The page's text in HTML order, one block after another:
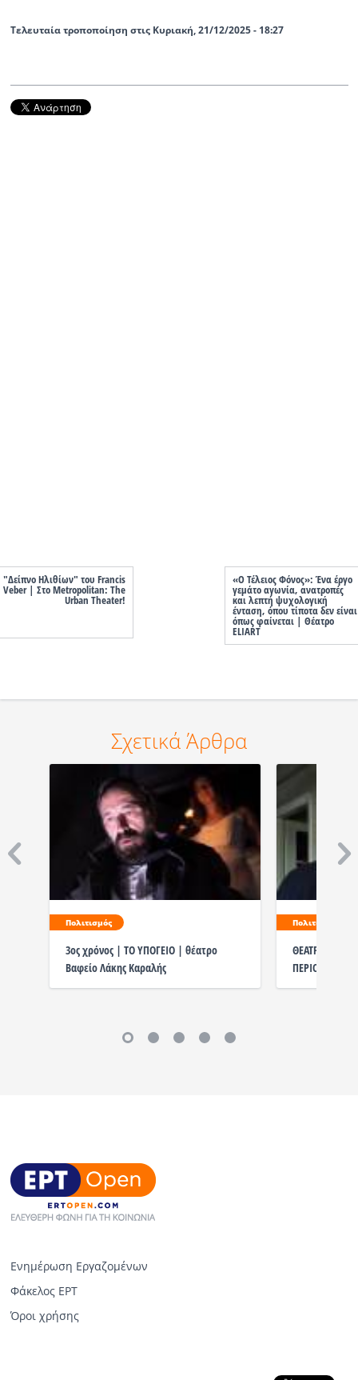
Τελευταία τροποποίηση στις Κυριακή, 21/12/2025 - 18:27
"Δείπνο Ηλιθίων" του Francis
Veber | Στο Metropolitan: The
Urban Theater!
«Ο Τέλειος Φόνος»: Ένα έργο
γεμάτο αγωνία, ανατροπές
και λεπτή ψυχολογική
ένταση, όπου τίποτα δεν είναι
όπως φαίνεται | Θέατρο
ELIART
Σχετικά Άρθρα
Πολιτισμός
3ος χρόνος | ΤΟ ΥΠΟΓΕΙΟ | θέατρο
Βαφείο Λάκης Καραλής
Πολιτισμός
ΘΕΑΤΡΟ ΕΝ-Α
ΠΕΡΙΟΔΟΥ
Ενημέρωση Εργαζομένων
Φάκελος ΕΡΤ
Όροι χρήσης